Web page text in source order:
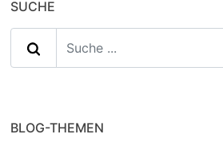
SUCHE
BLOG-THEMEN